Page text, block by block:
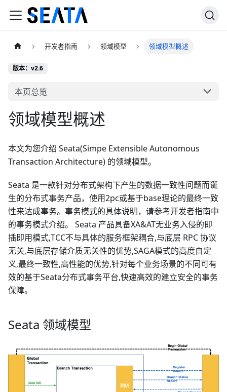
开发者指南 领域模型 领域模型概述
版本：v2.6
本页总览
领域模型概述
本文为您介绍 Seata(Simpe Extensible Autonomous
Transaction Architecture) 的领域模型。
Seata 是一款针对分布式架构下产生的数据一致性问题而诞
生的分布式事务产品，使用2pc或基于base理论的最终一致
性来达成事务。事务模式的具体说明，请参考开发者指南中
的事务模式介绍。 Seata 产品具备XA&AT无业务入侵的即
插即用模式,TCC不与具体的服务框架耦合,与底层 RPC 协议
无关,与底层存储介质无关性的优势,SAGA模式的高度自定
义,最终一致性,高性能的优势,针对每个业务场景的不同可有
效的基于Seata分布式事务平台,快速高效的建立安全的事务
保障。
Seata 领域模型